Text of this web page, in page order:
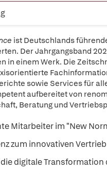
ist Deutschlands
Der Jahrgangsband
in einem Werk. Die
sowie Services für
aufbereitet von
Beratung und
Mitarbeiter im "New
zum innovativen Vertrieb
digitale Transformation